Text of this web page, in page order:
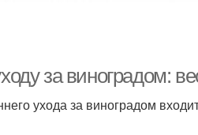
за виноградом:
ухода за виноградом